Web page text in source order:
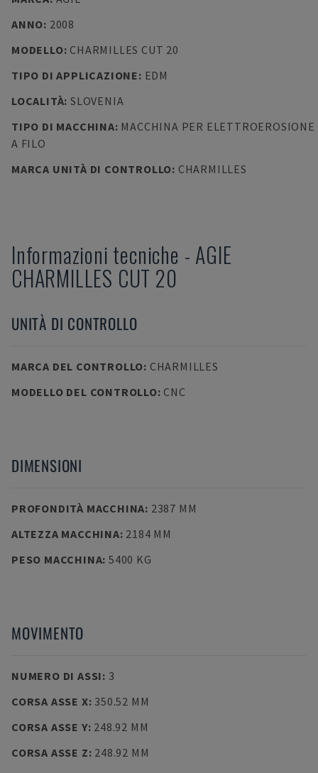
ANNO: 2008
MODELLO: CHARMILLES CUT 20
TIPO DI APPLICAZIONE: EDM
LOCALITÀ: SLOVENIA
TIPO DI MACCHINA: MACCHINA PER ELETTROEROSIONE
A FILO
MARCA UNITÀ DI CONTROLLO: CHARMILLES
Informazioni tecniche - AGIE
CHARMILLES CUT 20
UNITÀ DI CONTROLLO
MARCA DEL CONTROLLO: CHARMILLES
MODELLO DEL CONTROLLO: CNC
DIMENSIONI
PROFONDITÀ MACCHINA: 2387 MM
ALTEZZA MACCHINA: 2184 MM
PESO MACCHINA: 5400 KG
MOVIMENTO
NUMERO DI ASSI: 3
CORSA ASSE X: 350.52 MM
CORSA ASSE Y: 248.92 MM
CORSA ASSE Z: 248.92 MM